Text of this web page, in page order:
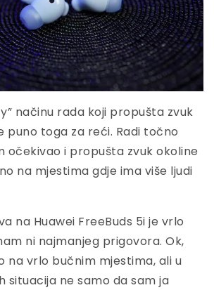
načinu rada koji propušta zvuk
puno toga za reći. Radi točno
očekivao i propušta zvuk okoline
na mjestima gdje ima više ljudi
na Huawei FreeBuds 5i je vrlo
ni najmanjeg prigovora. Ok,
na vrlo bučnim mjestima, ali u
situacija ne samo da sam ja